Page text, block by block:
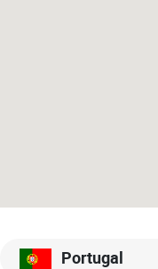
Portugal